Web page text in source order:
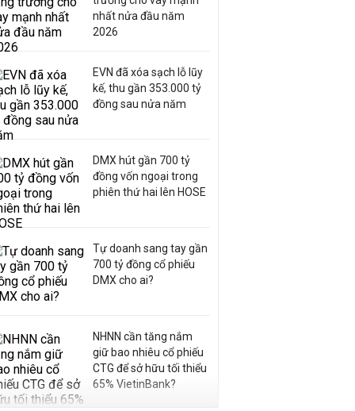
nhất nửa đầu năm
2026
EVN đã xóa sạch lỗ lũy
kế, thu gần 353.000 tỷ
đồng sau nửa năm
DMX hút gần 700 tỷ
đồng vốn ngoại trong
phiên thứ hai lên HOSE
Tự doanh sang tay gần
700 tỷ đồng cổ phiếu
DMX cho ai?
NHNN cần tăng nắm
giữ bao nhiêu cổ phiếu
CTG để sở hữu tối thiểu
65% VietinBank?